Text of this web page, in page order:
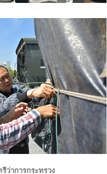
ว่าการกระทรวง